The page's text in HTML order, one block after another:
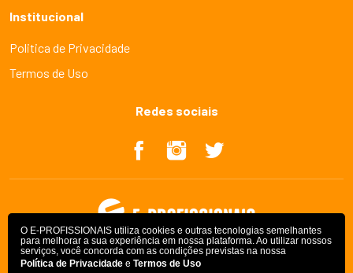
O E-PROFISSIONAIS utiliza cookies e outras tecnologias semelhantes
para melhorar a sua experiência em nossa plataforma. Ao utilizar nossos
serviços, você concorda com as condições previstas na nossa
Política de Privacidade e Termos de Uso
Institucional
Politica de Privacidade
Termos de Uso
Redes sociais